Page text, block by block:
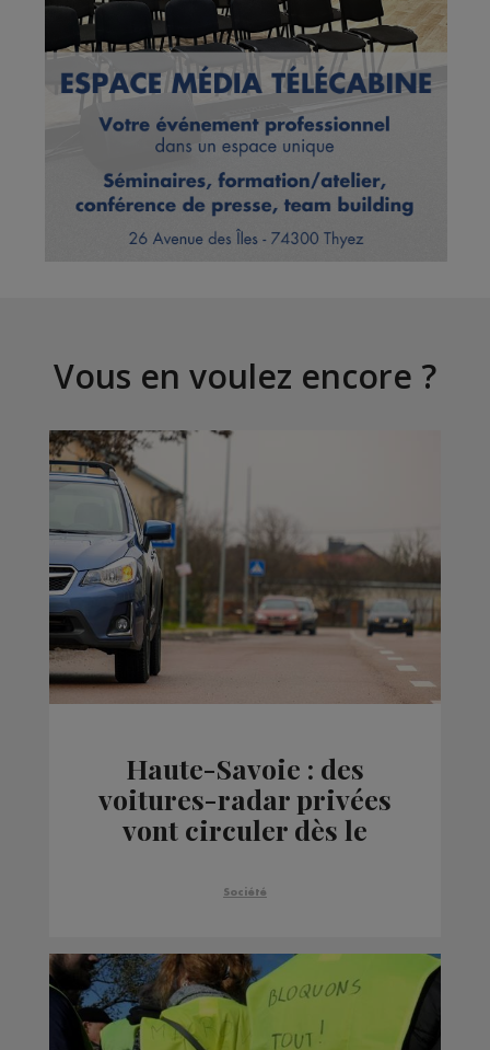
Vous en voulez encore ?
Haute-Savoie : des
voitures-radar privées
vont circuler dès le
Société